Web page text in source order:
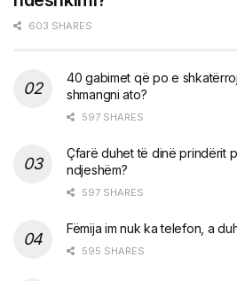
603 SHARES
40 gabimet që po e
shmangni ato?
597 SHARES
Çfarë duhet të dinë prindërit
ndjeshëm?
597 SHARES
Fëmija im nuk ka telefon, a
595 SHARES